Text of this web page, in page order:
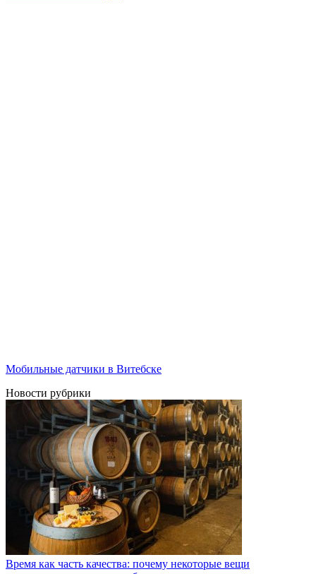
Мобильные датчики в Витебске
Новости рубрики
Время как часть качества: почему некоторые вещи